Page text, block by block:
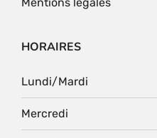
HORAIRES
Lundi/Mardi
Mercredi